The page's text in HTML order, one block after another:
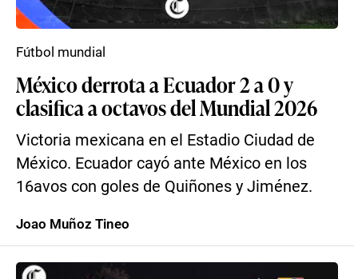
México derrota a Ecuador 2 a 0 y
clasifica a octavos del Mundial 2026
Victoria mexicana en el Estadio Ciudad de
México. Ecuador cayó ante México en los
16avos con goles de Quiñones y Jiménez.
Fútbol mundial
Joao Muñoz Tineo